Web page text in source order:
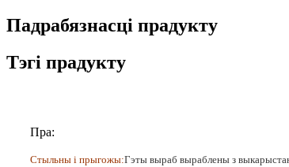
Падрабязнасці прадукту
Тэгі прадукту
Пра:
Стыльны і прыгожы:Гэты выраб выраблены з